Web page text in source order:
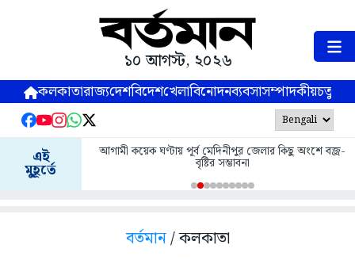
১০ আগস্ট, ২০২৬
কলকাতারাজ্যদেশবিদেশখেলাবিনোদনব্যবসাসম্পাদকীয়
এই
মুহূর্তে
আগামী কয়েক ঘণ্টায় পূর্ব মেদিনীপুর জেলার কিছু অংশে বজ্র-
বৃষ্টির সম্ভাবনা
বর্তমান/ কলকাতা